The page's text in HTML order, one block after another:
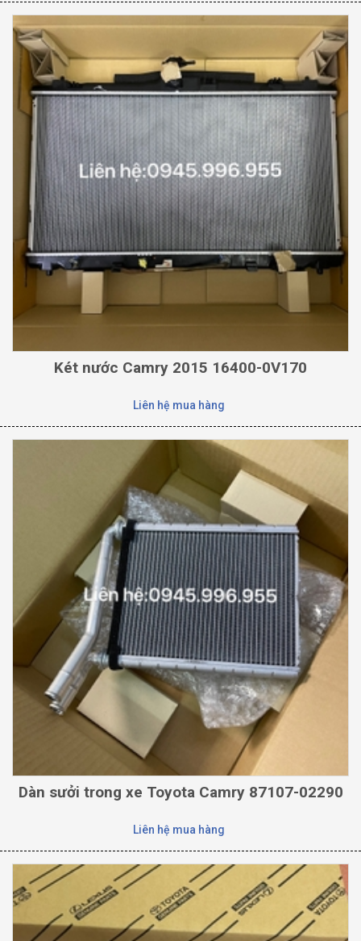
Két nước Camry 2015 16400-0V170
Liên hệ mua hàng
Dàn sưởi trong xe Toyota Camry 87107-02290
Liên hệ mua hàng